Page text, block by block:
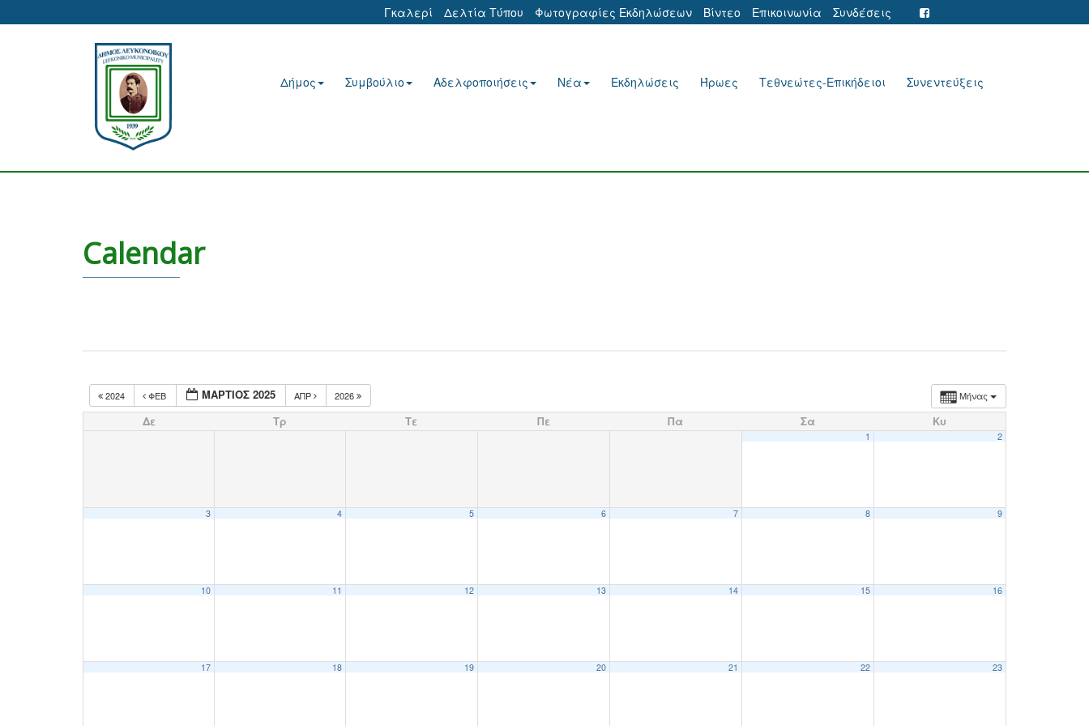
Γκαλερί Δελτία Τύπου Φωτογραφίες Εκδηλώσεων Βίντεο Επικοινωνία Συνδέσεις
Δήμος Συμβούλιο Αδελφοποιήσεις Νέα Εκδηλώσεις Ήρωες Τεθνεώτες-Επικήδειοι Συνεντεύξεις
Calendar
Μήνας
2024 ΦΕΒ ΜΆΡΤΙΟΣ 2025 ΑΠΡ 2026
Δε Τρ Τε Πε Πα Σα Κυ
1 2
3 4 5 6 7 8 9
10 11 12 13 14 15 16
17 18 19 20 21 22 23